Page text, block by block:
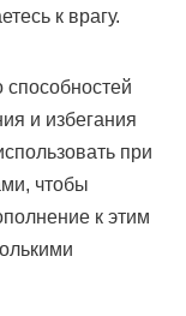
к врагу.
способностей
и избегания
при
чтобы
к этим